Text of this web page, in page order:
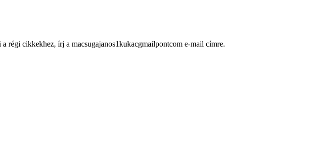
régi cikkekhez, írj a macsugajanos1kukacgmailpontcom e-mail címre.